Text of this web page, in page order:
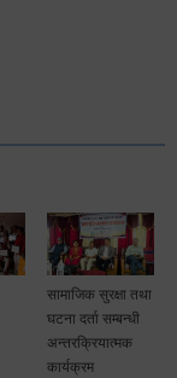
सामाजिक सुरक्षा तथा
घटना दर्ता सम्बन्धी
अन्तरक्रियात्मक
कार्यक्रम